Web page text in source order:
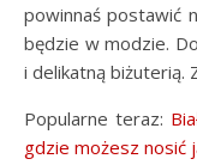
powinnaś postawić
będzie w modzie.
i delikatną biżuterią.
Popularne teraz:
gdzie możesz nosić